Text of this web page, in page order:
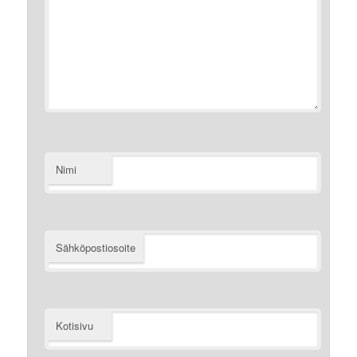
Nimi
Sähköpostiosoite
Kotisivu